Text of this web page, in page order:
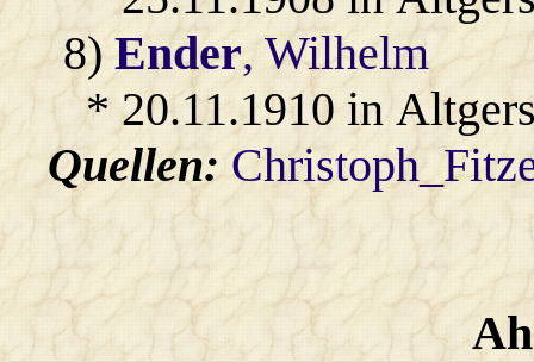
8)Ender, Wilhelm
* 20.11.1910 in
Quellen: